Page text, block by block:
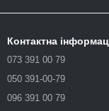
Контактна
073 391 00 79
050 391-00-79
096 391 00 79